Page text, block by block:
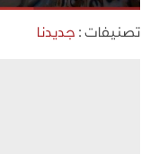
تصنيفات : جديدنا